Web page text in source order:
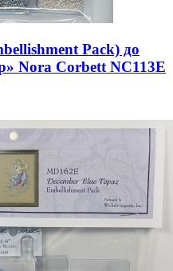
Pack) до
Nora Corbett NC113E